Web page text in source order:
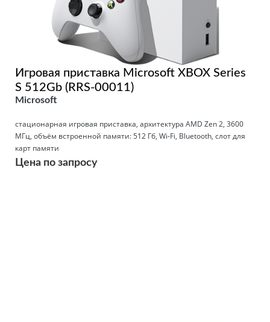
Игровая приставка Microsoft XBOX Series
S 512Gb (RRS-00011)
Microsoft
стационарная игровая приставка, архитектура AMD Zen 2, 3600
МГц, объём встроенной памяти: 512 Гб, Wi-Fi, Bluetooth, слот для
карт памяти
Цена по запросу